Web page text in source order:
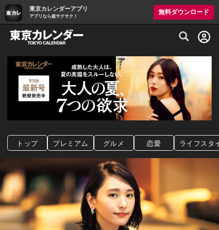
東京カレンダーアプリ
アプリなら超サクサク！
無料ダウンロード
グルメ情報・プレミアムレストラン予約
トップ プレミアム グルメ 恋愛 ライフスタ